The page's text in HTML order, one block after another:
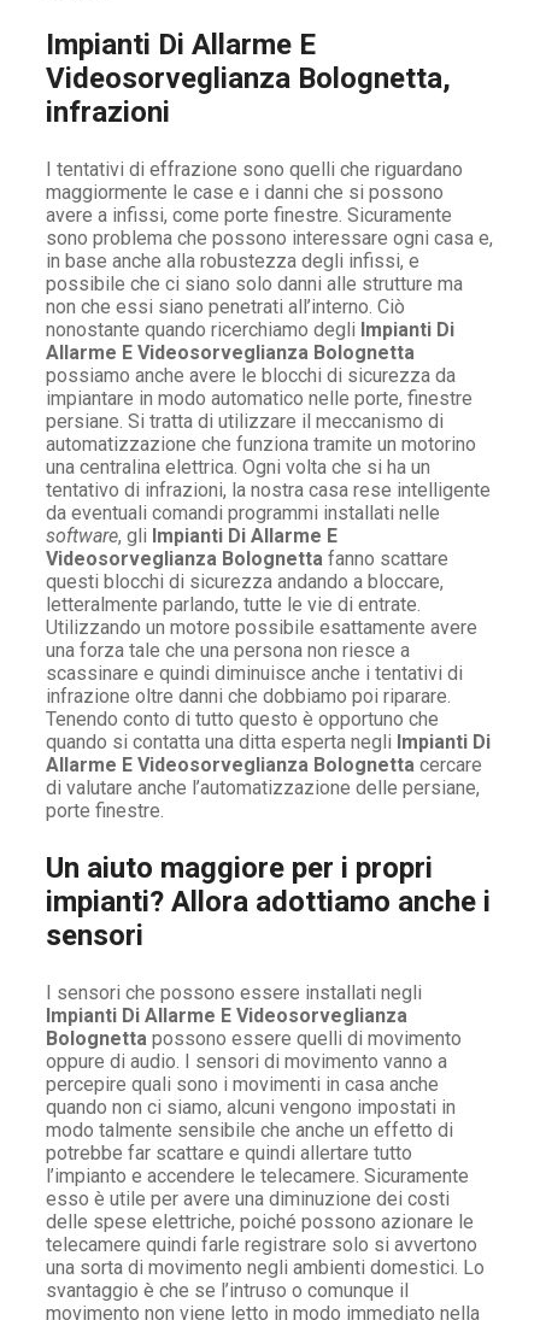
Impianti Di Allarme E
Videosorveglianza Bolognetta,
infrazioni
I tentativi di effrazione sono quelli che riguardano
maggiormente le case e i danni che si possono
avere a infissi, come porte finestre. Sicuramente
sono problema che possono interessare ogni casa e,
in base anche alla robustezza degli infissi, e
possibile che ci siano solo danni alle strutture ma
non che essi siano penetrati all’interno. Ciò
nonostante quando ricerchiamo degli Impianti Di
Allarme E Videosorveglianza Bolognetta
possiamo anche avere le blocchi di sicurezza da
impiantare in modo automatico nelle porte, finestre
persiane. Si tratta di utilizzare il meccanismo di
automatizzazione che funziona tramite un motorino
una centralina elettrica. Ogni volta che si ha un
tentativo di infrazioni, la nostra casa rese intelligente
da eventuali comandi programmi installati nelle
software, gli Impianti Di Allarme E
Videosorveglianza Bolognetta fanno scattare
questi blocchi di sicurezza andando a bloccare,
letteralmente parlando, tutte le vie di entrate.
Utilizzando un motore possibile esattamente avere
una forza tale che una persona non riesce a
scassinare e quindi diminuisce anche i tentativi di
infrazione oltre danni che dobbiamo poi riparare.
Tenendo conto di tutto questo è opportuno che
quando si contatta una ditta esperta negli Impianti Di
Allarme E Videosorveglianza Bolognetta cercare
di valutare anche l’automatizzazione delle persiane,
porte finestre.
Un aiuto maggiore per i propri
impianti? Allora adottiamo anche i
sensori
I sensori che possono essere installati negli
Impianti Di Allarme E Videosorveglianza
Bolognetta possono essere quelli di movimento
oppure di audio. I sensori di movimento vanno a
percepire quali sono i movimenti in casa anche
quando non ci siamo, alcuni vengono impostati in
modo talmente sensibile che anche un effetto di
potrebbe far scattare e quindi allertare tutto
l’impianto e accendere le telecamere. Sicuramente
esso è utile per avere una diminuzione dei costi
delle spese elettriche, poiché possono azionare le
telecamere quindi farle registrare solo si avvertono
una sorta di movimento negli ambienti domestici. Lo
svantaggio è che se l’intruso o comunque il
movimento non viene letto in modo immediato nella